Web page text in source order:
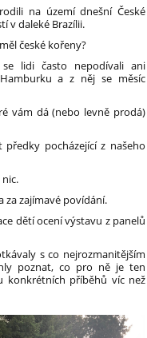
na území dnešní České
v daleké Brazílii.
české kořeny?
lidi často nepodívali ani
a z něj se měsíc
vám dá (nebo levně prodá)
pocházející z našeho
za zajímavé povídání.
dětí ocení výstavu z panelů
s co nejrozmanitějším
poznat, co pro ně je ten
konkrétních příběhů víc než